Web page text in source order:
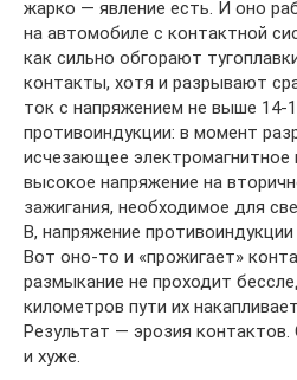
жарко — явление есть. И оно
на автомобиле с контактной
как сильно обгорают
контакты, хотя и разрывают
ток с напряжением не выше 14-
противоиндукции: в момент
исчезающее электромагнитное
высокое напряжение на
зажигания, необходимое для
В, напряжение
Вот оно-то и «прожигает»
размыкание не проходит
километров пути их
Результат — эрозия
и хуже.